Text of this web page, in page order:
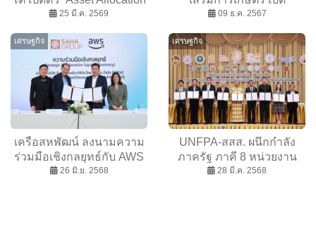
X-Series” 3 กลยุทธ์บริหาร
25 มี.ค. 2569
โครงการ “คูโบต้า กล้า ท้า
09 ธ.ค. 2567
เศรษฐกิจ
เครือสหพัฒน์ ลงนามความ
ร่วมมือเชิงกลยุทธ์กับ AWS
มุ่งขับเคลื่อนธุรกิจสู่การ
26 มิ.ย. 2568
เศรษฐกิจ
UNFPA-สสส. ผนึกกำลัง
ภาครัฐ ภาคี 8 หน่วยงาน
ปลดล็อกแพลตฟอร์ม
28 มี.ค. 2568